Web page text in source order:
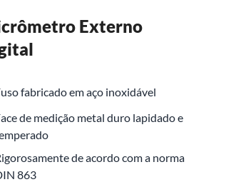
Externo
fabricado em aço inoxidável
de medição metal duro lapidado e
de acordo com a norma
863